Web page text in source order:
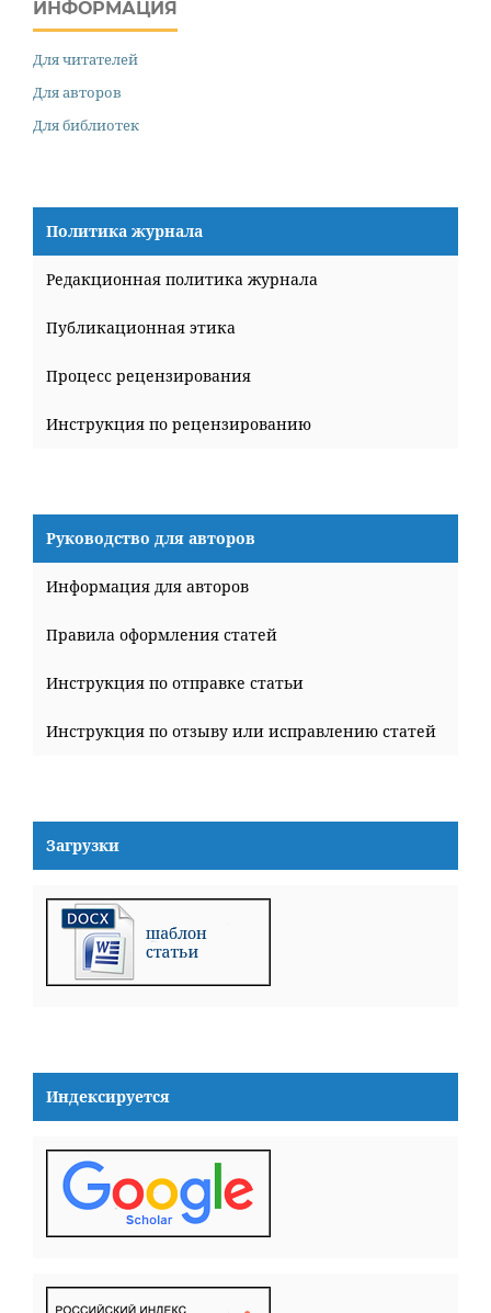
ИНФОРМАЦИЯ
Для читателей
Для авторов
Для библиотек
Политика журнала
Редакционная политика журнала
Публикационная этика
Процесс рецензирования
Инструкция по рецензированию
Руководство для авторов
Информация для авторов
Правила оформления статей
Инструкция по отправке статьи
Инструкция по отзыву или исправлению статей
Загрузки
Индексируется